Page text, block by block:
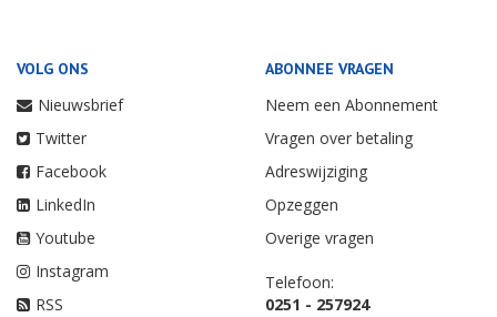
VOLG ONS
Nieuwsbrief
Twitter
Facebook
LinkedIn
Youtube
Instagram
RSS
ABONNEE VRAGEN
Neem een Abonnement
Vragen over betaling
Adreswijziging
Opzeggen
Overige vragen
Telefoon:
0251 - 257924